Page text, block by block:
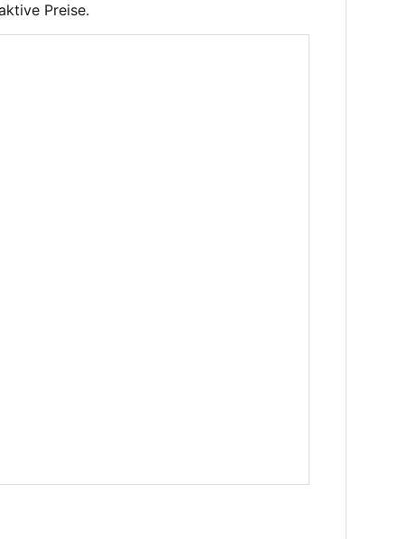
Preise.